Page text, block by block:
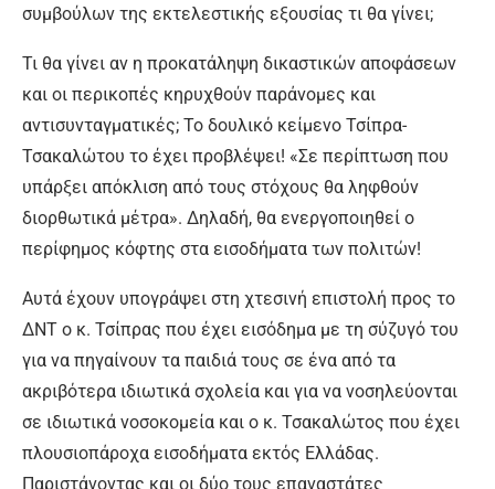
συμβούλων της εκτελεστικής εξουσίας τι θα γίνει;
Τι θα γίνει αν η προκατάληψη δικαστικών αποφάσεων
και οι περικοπές κηρυχθούν παράνομες και
αντισυνταγματικές; Το δουλικό κείμενο Τσίπρα-
Τσακαλώτου το έχει προβλέψει! «Σε περίπτωση που
υπάρξει απόκλιση από τους στόχους θα ληφθούν
διορθωτικά μέτρα». Δηλαδή, θα ενεργοποιηθεί ο
περίφημος κόφτης στα εισοδήματα των πολιτών!
Αυτά έχουν υπογράψει στη χτεσινή επιστολή προς το
ΔΝΤ ο κ. Τσίπρας που έχει εισόδημα με τη σύζυγό του
για να πηγαίνουν τα παιδιά τους σε ένα από τα
ακριβότερα ιδιωτικά σχολεία και για να νοσηλεύονται
σε ιδιωτικά νοσοκομεία και ο κ. Τσακαλώτος που έχει
πλουσιοπάροχα εισοδήματα εκτός Ελλάδας.
Παριστάνοντας και οι δύο τους επαναστάτες